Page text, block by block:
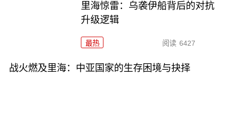
里海惊雷：乌袭伊船背后的对抗
升级逻辑
最热 阅读 6427
战火燃及里海：中亚国家的生存困境与抉择